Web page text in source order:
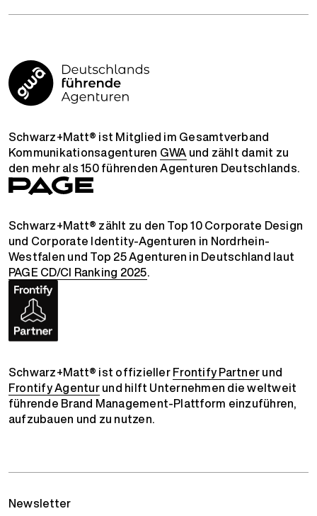
Schwarz+Matt® ist Mitglied im Gesamtverband
Kommunikationsagenturen GWA und zählt damit zu
den mehr als 150 führenden Agenturen Deutschlands.
Schwarz+Matt® zählt zu den Top 10 Corporate Design
und Corporate Identity-Agenturen in Nordrhein-
Westfalen und Top 25 Agenturen in Deutschland laut
PAGE CD/CI Ranking 2025.
Schwarz+Matt® ist offiziellerFrontify Partnerund
Frontify Agenturund hilft Unternehmen die weltweit
führende Brand Management-Plattform einzuführen,
aufzubauen und zu nutzen.
Newsletter